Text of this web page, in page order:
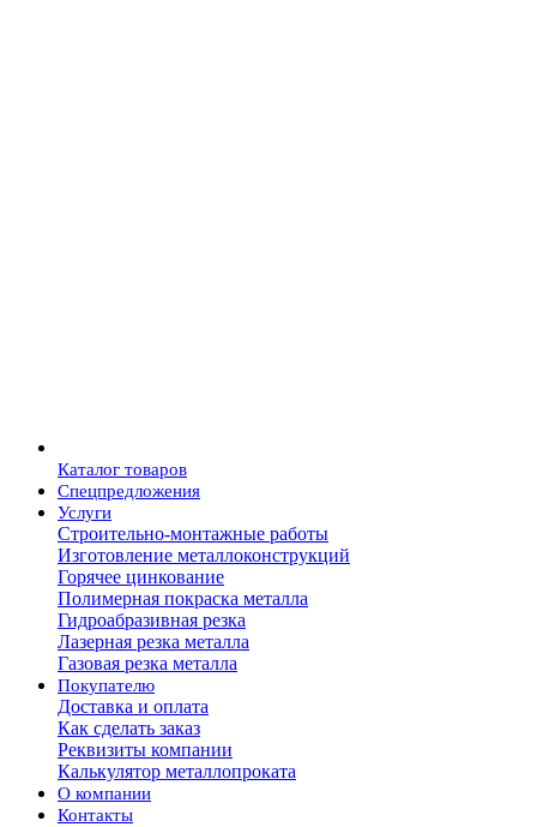
Каталог товаров
Спецпредложения
Услуги
Строительно-монтажные работы
Изготовление металлоконструкций
Горячее цинкование
Полимерная покраска металла
Гидроабразивная резка
Лазерная резка металла
Газовая резка металла
Покупателю
Доставка и оплата
Как сделать заказ
Реквизиты компании
Калькулятор металлопроката
О компании
Контакты